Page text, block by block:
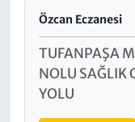
Özcan Eczanesi
TUFANPAŞA
NOLU SAĞLIK
YOLU